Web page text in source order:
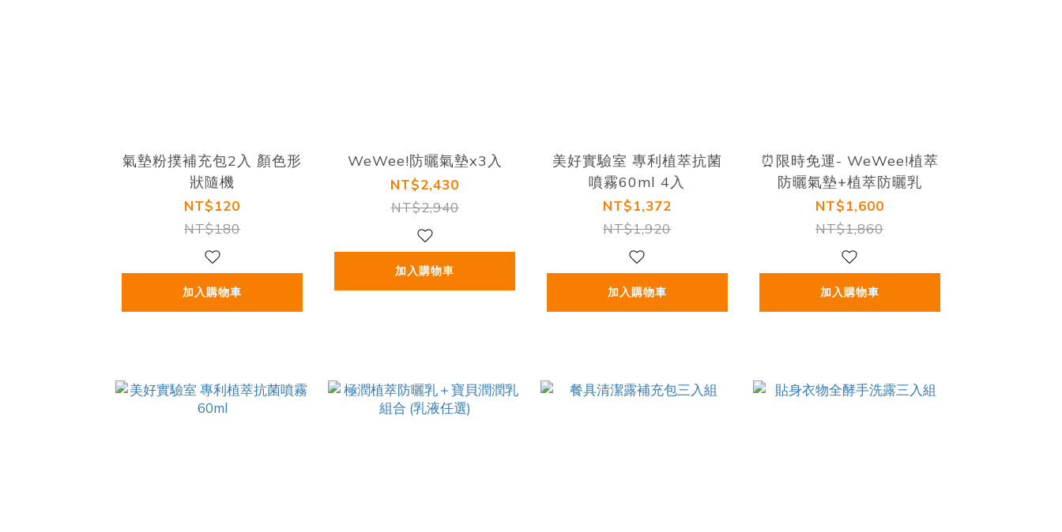
氣墊粉撲補充包2入 顏色形
狀隨機
NT$120
NT$180
加入購物車
WeWee!防曬氣墊x3入
NT$2,430
NT$2,940
加入購物車
美好實驗室 專利植萃抗菌
噴霧60ml 4入
NT$1,372
NT$1,920
加入購物車
⏰限時免運- WeWee!植萃
防曬氣墊+植萃防曬乳
NT$1,600
NT$1,860
加入購物車